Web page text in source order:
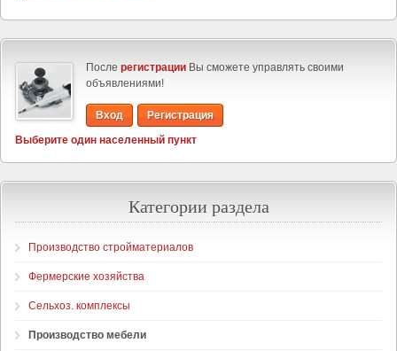
После регистрации Вы сможете управлять своими
объявлениями!
Вход
Регистрация
Выберите один населенный пункт
Категории раздела
Производство стройматериалов
Фермерские хозяйства
Сельхоз. комплексы
Производство мебели